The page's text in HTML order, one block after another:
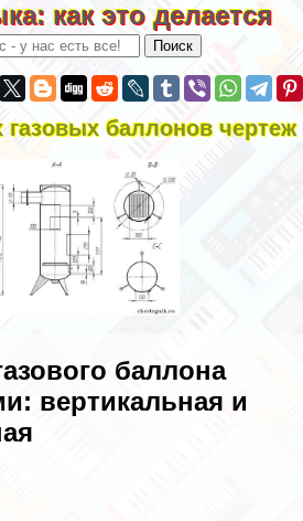
как это делается
газовых баллонов чертеж
баллона
вертикальная и